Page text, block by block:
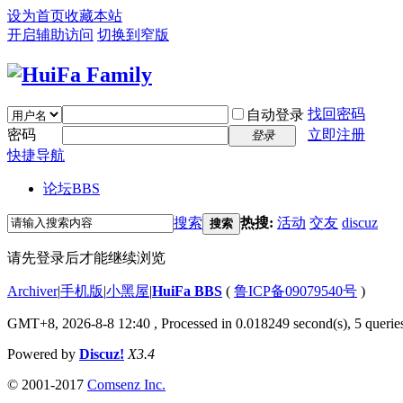
设为首页收藏本站
开启辅助访问 切换到窄版
自动登录 找回密码
密码
登录
立即注册
快捷导航
论坛BBS
搜索 搜索 热搜: 活动 交友 discuz
请先登录后才能继续浏览
Archiver|手机版|小黑屋|HuiFa BBS ( 鲁ICP备09079540号 )
GMT+8, 2026-8-8 12:40 , Processed in 0.018249 second(s), 5
Powered by Discuz! X3.4
© 2001-2017 Comsenz Inc.